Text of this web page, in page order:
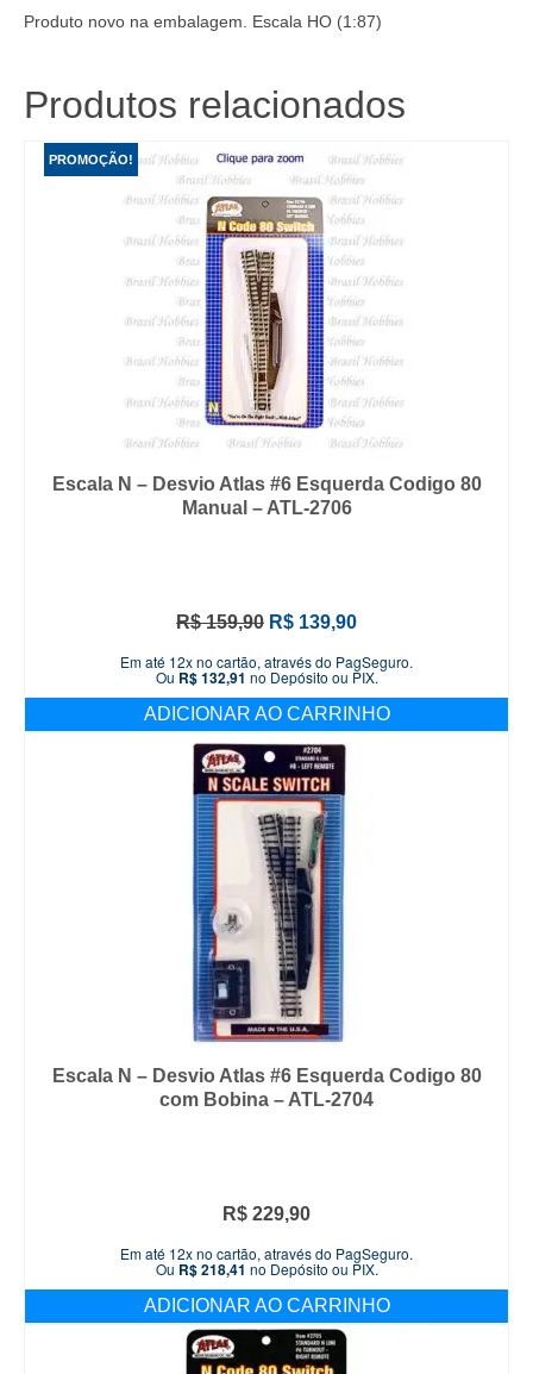
Produto novo na embalagem. Escala HO (1:87)
Produtos relacionados
PROMOÇÃO!
Escala N – Desvio Atlas #6 Esquerda Codigo 80
Manual – ATL-2706
R$159,90 O
original
era:
R$ 159,90.
R$ 139,90O
atual
é:
R$ 139,90.
Em até 12x no cartão, através do PagSeguro.
Ou R$132,91 no Depósito ou PIX.
ADICIONAR AO CARRINHO
Escala N – Desvio Atlas #6 Esquerda Codigo 80
com Bobina – ATL-2704
R$ 229,90
Em até 12x no cartão, através do PagSeguro.
Ou R$218,41 no Depósito ou PIX.
ADICIONAR AO CARRINHO